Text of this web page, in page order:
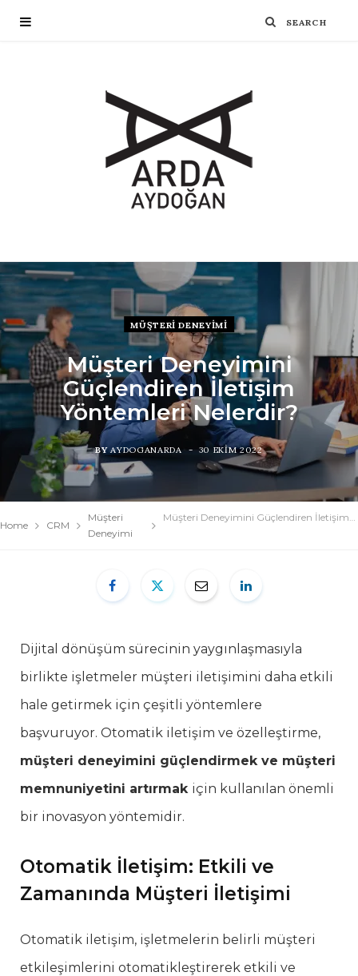
MÜŞTERI DENEYIMI
Müşteri Deneyimini
Güçlendiren İletişim
Yöntemleri Nelerdir?
BYAYDOGANARDA 30 EKIM 2022
Home CRM
Müşteri
Deneyimi
Müşteri Deneyimini Güçlendiren İletişim Yöntemleri Nelerdir?
Dijital dönüşüm sürecinin yaygınlaşmasıyla
birlikte işletmeler müşteri iletişimini daha etkili
hale getirmek için çeşitli yöntemlere
başvuruyor. Otomatik iletişim ve özelleştirme,
müşteri deneyimini güçlendirmek ve müşteri
memnuniyetini artırmak için kullanılan önemli
bir inovasyon yöntemidir.
Otomatik İletişim: Etkili ve
Zamanında Müşteri İletişimi
Otomatik iletişim, işletmelerin belirli müşteri
etkileşimlerini otomatikleştirerek etkili ve